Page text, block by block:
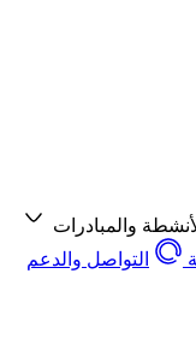
والمبادرات
التواصل والدعم